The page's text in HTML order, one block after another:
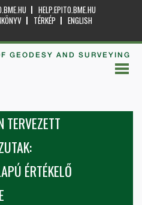
HELP.EPITO.BME.HU
TÉRKÉP
ENGLISH
GEODESY AND SURVEYING
TERVEZETT
ÉRTÉKELŐ